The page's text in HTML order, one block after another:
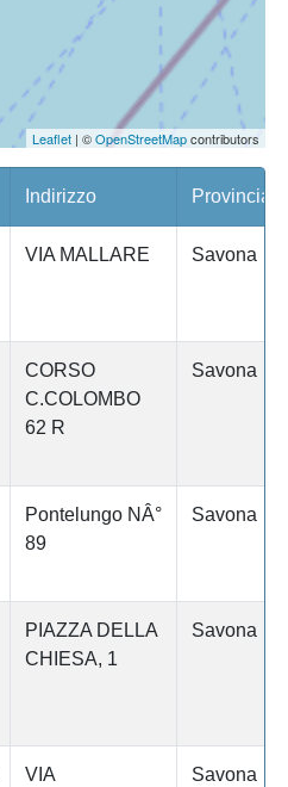
Leaflet| ©OpenStreetMapcontributors
Indirizzo Provincia
VIA MALLARE Savona
CORSO
C.COLOMBO
62 R
Savona
Pontelungo NÂ°
89
Savona
PIAZZA DELLA
CHIESA, 1
Savona
VIA
Savona